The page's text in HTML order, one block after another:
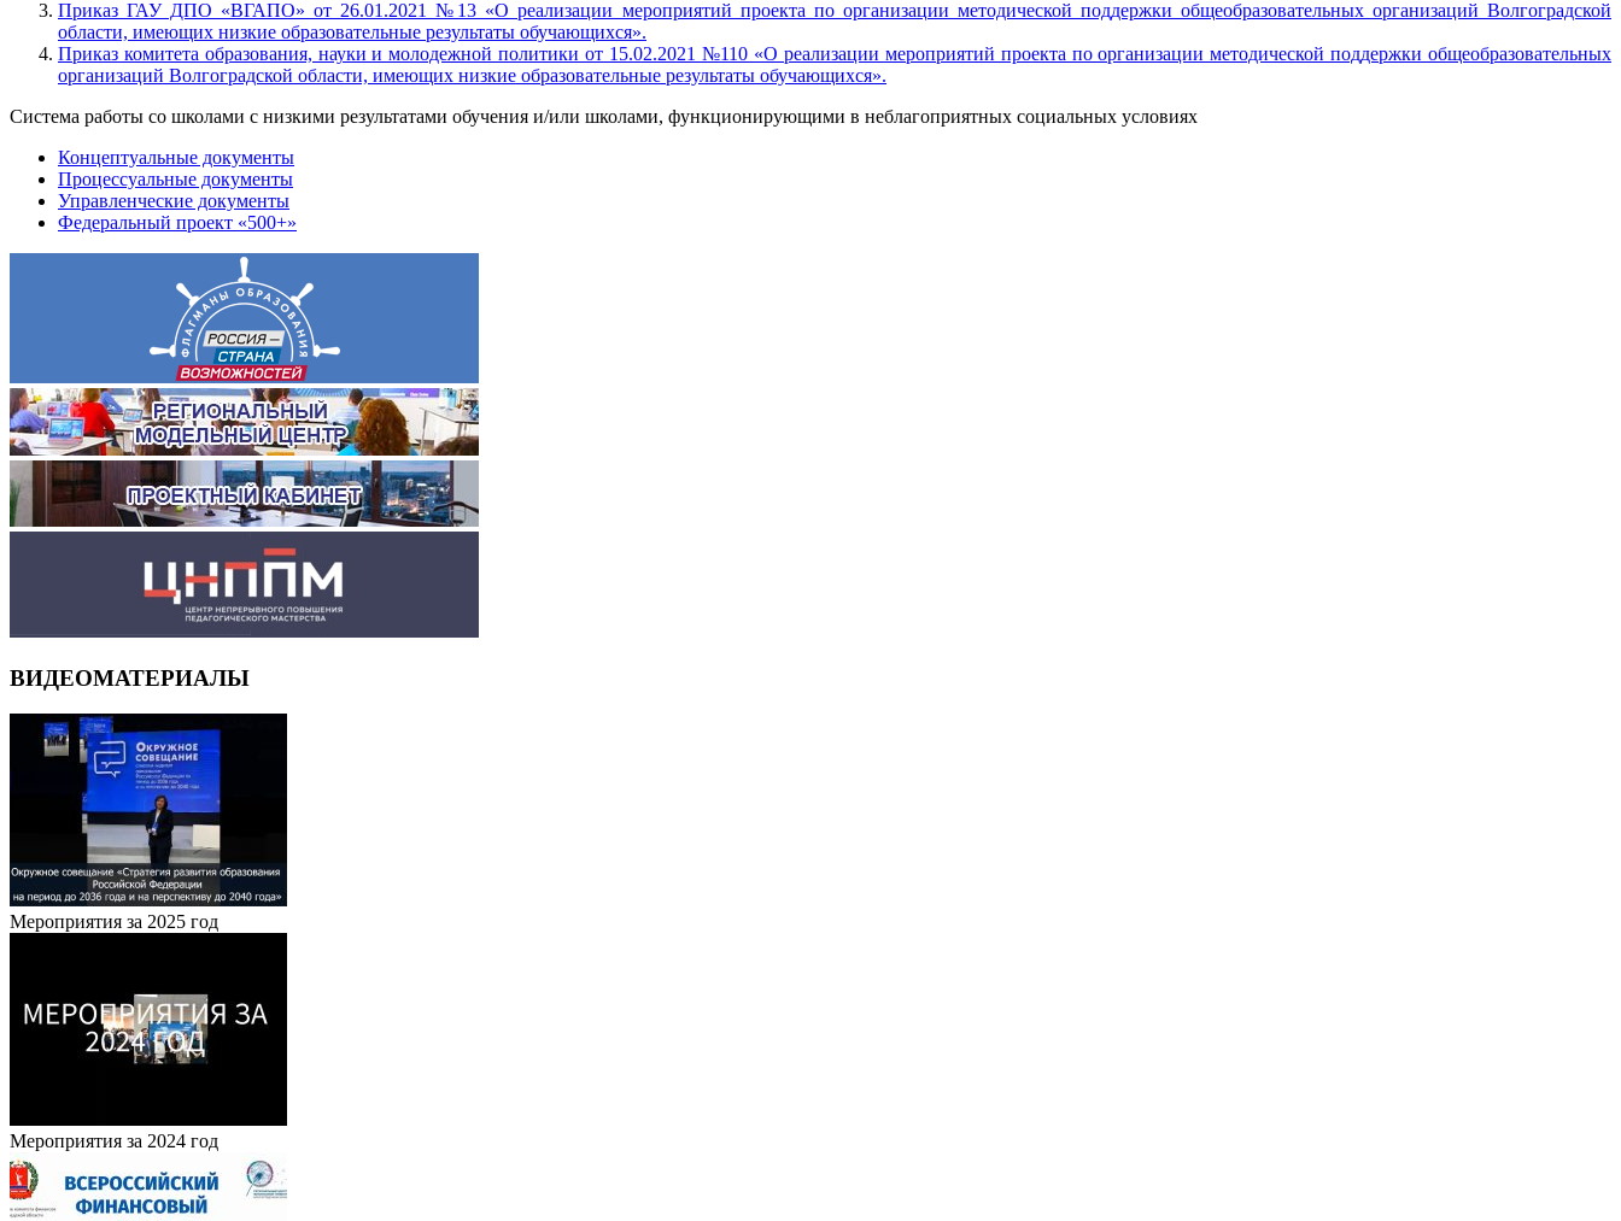
Приказ ГАУ ДПО «ВГАПО» от 26.01.2021 №13 «О реализации мероприятий проекта по организации методической поддержки общеобразовательных организаций Волгоградской
области, имеющих низкие образовательные результаты обучающихся».
Приказ комитета образования, науки и молодежной политики от 15.02.2021 №110 «О реализации мероприятий проекта по организации методической поддержки общеобразовательных
организаций Волгоградской области, имеющих низкие образовательные результаты обучающихся».
Система работы со школами с низкими результатами обучения и/или школами, функционирующими в неблагоприятных социальных условиях
Концептуальные документы
Процессуальные документы
Управленческие документы
Федеральный проект «500+»
ВИДЕОМАТЕРИАЛЫ
Мероприятия за 2025 год
Мероприятия за 2024 год